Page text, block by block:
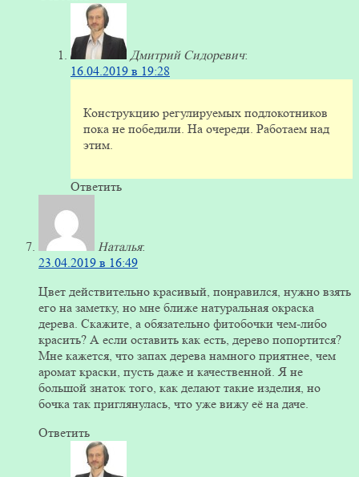
Дмитрий Сидоревич:
16.04.2019 в 19:28
Конструкцию регулируемых подлокотников
пока не победили. На очереди. Работаем над
этим.
Ответить
Наталья:
23.04.2019 в 16:49
Цвет действительно красивый, понравился, нужно взять
его на заметку, но мне ближе натуральная окраска
дерева. Скажите, а обязательно фитобочки чем-либо
красить? А если оставить как есть, дерево попортится?
Мне кажется, что запах дерева намного приятнее, чем
аромат краски, пусть даже и качественной. Я не
большой знаток того, как делают такие изделия, но
бочка так приглянулась, что уже вижу её на даче.
Ответить